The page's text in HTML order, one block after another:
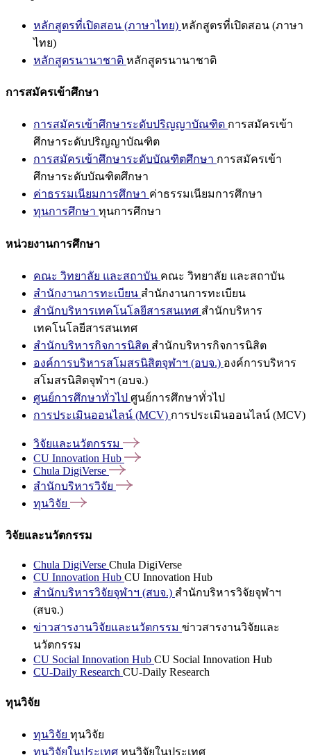
หลักสูตรที่เปิดสอน (ภาษาไทย) หลักสูตรที่เปิดสอน (ภาษา
ไทย)
หลักสูตรนานาชาติ หลักสูตรนานาชาติ
การสมัครเข้าศึกษา
การสมัครเข้าศึกษาระดับปริญญาบัณฑิต การสมัครเข้า
ศึกษาระดับปริญญาบัณฑิต
การสมัครเข้าศึกษาระดับบัณฑิตศึกษา การสมัครเข้า
ศึกษาระดับบัณฑิตศึกษา
ค่าธรรมเนียมการศึกษา ค่าธรรมเนียมการศึกษา
ทุนการศึกษา ทุนการศึกษา
หน่วยงานการศึกษา
คณะ วิทยาลัย และสถาบัน คณะ วิทยาลัย และสถาบัน
สำนักงานการทะเบียน สำนักงานการทะเบียน
สำนักบริหารเทคโนโลยีสารสนเทศ สำนักบริหาร
เทคโนโลยีสารสนเทศ
สำนักบริหารกิจการนิสิต สำนักบริหารกิจการนิสิต
องค์การบริหารสโมสรนิสิตจุฬาฯ (อบจ.) องค์การบริหาร
สโมสรนิสิตจุฬาฯ (อบจ.)
ศูนย์การศึกษาทั่วไป ศูนย์การศึกษาทั่วไป
การประเมินออนไลน์ (MCV) การประเมินออนไลน์ (MCV)
วิจัยและนวัตกรรม
CU Innovation Hub
Chula DigiVerse
สำนักบริหารวิจัย
ทุนวิจัย
วิจัยและนวัตกรรม
Chula DigiVerse Chula DigiVerse
CU Innovation Hub CU Innovation Hub
สำนักบริหารวิจัยจุฬาฯ (สบจ.) สำนักบริหารวิจัยจุฬาฯ
(สบจ.)
ข่าวสารงานวิจัยและนวัตกรรม ข่าวสารงานวิจัยและ
นวัตกรรม
CU Social Innovation Hub CU Social Innovation Hub
CU-Daily Research CU-Daily Research
ทุนวิจัย
ทุนวิจัย ทุนวิจัย
ทุนวิจัยในประเทศ ทุนวิจัยในประเทศ